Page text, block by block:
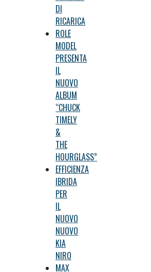
DI
RICARICA
ROLE
MODEL
PRESENTA
IL
NUOVO
ALBUM
“CHUCK
TIMELY
&
THE
HOURGLASS”
EFFICIENZA
IBRIDA
PER
IL
NUOVO
NUOVO
KIA
NIRO
MAX